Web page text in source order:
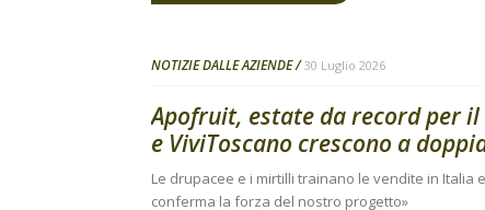
NOTIZIE DALLE AZIENDE 30 Luglio 2026
Apofruit, estate da record per
e ViviToscano crescono a
Le drupacee e i mirtilli trainano le vendite in
conferma la forza del nostro progetto»